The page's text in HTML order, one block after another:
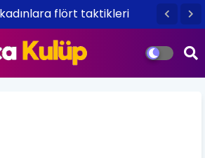
flört taktikleri